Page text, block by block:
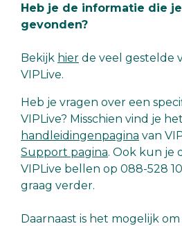
Heb je de informatie die
gevonden?
Bekijk hier de veel gestelde
VIPLive.
Heb je vragen over een
VIPLive? Misschien vind je
handleidingenpagina van
Support pagina. Ook kun je
VIPLive bellen op 088-528
graag verder.
Daarnaast is het mogelijk